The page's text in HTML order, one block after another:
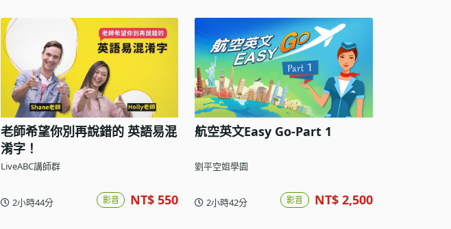
老師希望你別再說錯的 英語易混
淆字！
LiveABC講師群
2小時44分 影音 NT$ 550
航空英文Easy Go-Part 1
劉平空姐學園
2小時42分 影音 NT$ 2,500